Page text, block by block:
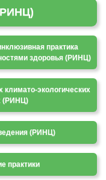
практика
здоровья (РИНЦ)
климато-экологических
(РИНЦ)
(РИНЦ)
практики